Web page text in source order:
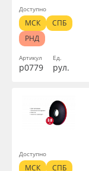
Артикул
р0779
Ед.
рул.
Доступно
МСК
СПБ
РНД
Доступно
МСК
СПБ